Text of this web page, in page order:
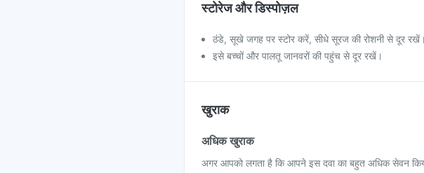
स्टोरेज और डिस्पोज़ल
ठंडे, सूखे जगह पर स्टोर करें, सीधे सूरज की रोशनी से दूर रखें।
इसे बच्चों और पालतू जानवरों की पहुंच से दूर रखें।
खुराक
अधिक खुराक
अगर आपको लगता है कि आपने इस दवा का बहुत अधिक सेवन